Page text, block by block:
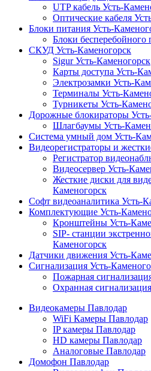
UTP кабель Усть-
Оптические кабеля
Блоки питания Усть-
Блоки бесперебойного
СКУД Усть-Каменогорск
Sigur Усть-Каменогорск
Карты доступа Усть-
Электрозамки Усть-
Терминалы Усть-
Турникеты Усть-
Дорожные блокираторы
Шлагбаумы Усть-
Система умный дом Усть-
Видеорегистраторы и
Регистратор
Видеосервер Усть-
Жесткие диски для
Каменогорск
Софт видеоаналитика Усть-
Комплектующие Усть-
Кронштейны Усть-
SIP- станции
Каменогорск
Датчики движения Усть-
Сигнализация Усть-
Пожарная
Охранная
Видеокамеры Павлодар
WiFi Камеры Павлодар
IP камеры Павлодар
HD камеры Павлодар
Аналоговые Павлодар
Домофон Павлодар